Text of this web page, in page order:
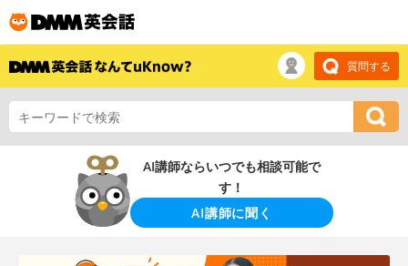
質問する
AI講師ならいつでも相談可能で
す！
AI講師に聞く